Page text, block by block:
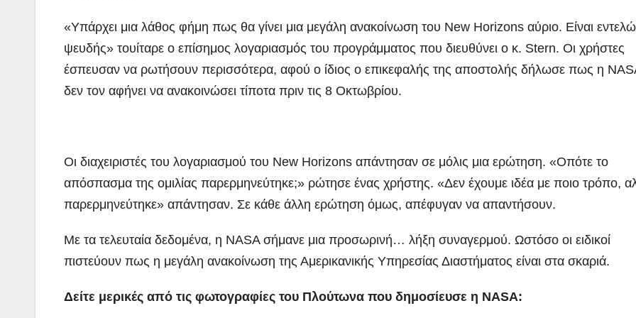
«Υπάρχει μια λάθος φήμη πως θα γίνει μια μεγάλη ανακοίνωση του New Horizons αύριο. Είναι
ψευδής» τουίταρε ο επίσημος λογαριασμός του προγράμματος που διευθύνει ο κ. Stern. Οι χρήστες
έσπευσαν να ρωτήσουν περισσότερα, αφού ο ίδιος ο επικεφαλής της αποστολής δήλωσε πως η
δεν τον αφήνει να ανακοινώσει τίποτα πριν τις 8 Οκτωβρίου.
Οι διαχειριστές του λογαριασμού του New Horizons απάντησαν σε μόλις μια ερώτηση. «Οπότε το
απόσπασμα της ομιλίας παρερμηνεύτηκε;» ρώτησε ένας χρήστης. «Δεν έχουμε ιδέα με ποιο τρόπο,
παρερμηνεύτηκε» απάντησαν. Σε κάθε άλλη ερώτηση όμως, απέφυγαν να απαντήσουν.
Με τα τελευταία δεδομένα, η NASA σήμανε μια προσωρινή… λήξη συναγερμού. Ωστόσο οι ειδικοί
πιστεύουν πως η μεγάλη ανακοίνωση της Αμερικανικής Υπηρεσίας Διαστήματος είναι στα σκαριά.
Δείτε μερικές από τις φωτογραφίες του Πλούτωνα που δημοσίευσε η NASA: